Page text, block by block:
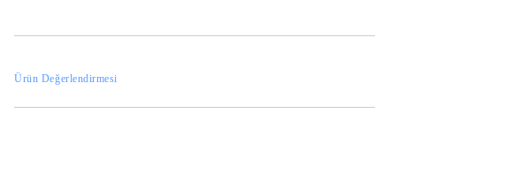
Ürün Değerlendirmesi